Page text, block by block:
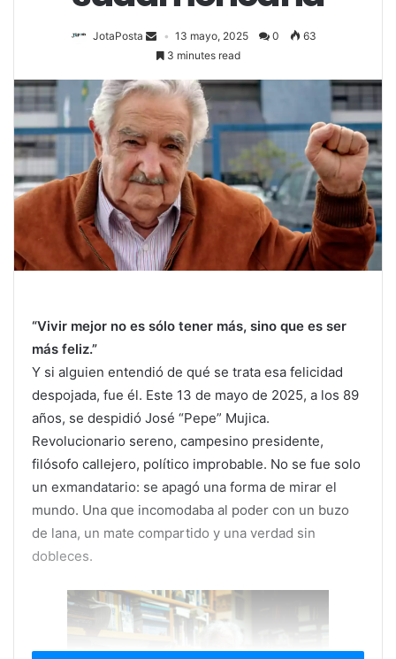
JotaPosta 13 mayo, 2025 0
63
3 minutes read
“Vivir mejor no es sólo tener más, sino que es ser
más feliz.”
Y si alguien entendió de qué se trata esa felicidad
despojada, fue él. Este 13 de mayo de 2025, a los 89
años, se despidió José “Pepe” Mujica.
Revolucionario sereno, campesino presidente,
filósofo callejero, político improbable. No se fue solo
un exmandatario: se apagó una forma de mirar el
mundo. Una que incomodaba al poder con un buzo
de lana, un mate compartido y una verdad sin
dobleces.